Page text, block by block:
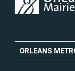
ORLEANS